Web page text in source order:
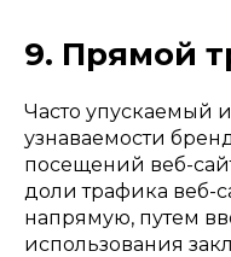
9. Прямой
Часто упускаемый
узнаваемости
посещений веб-
доли трафика веб-
напрямую, путем
использования